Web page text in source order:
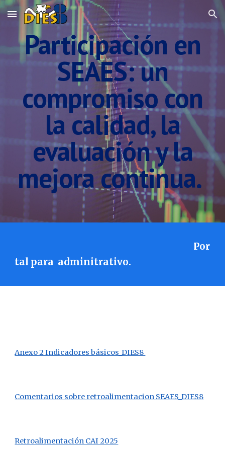
Skip to main content Skip to navigation
Participación en
SEAES: un
compromiso con
la calidad, la
evaluación y la
mejora continua.
Por
tal para adminitrativo.
Anexo 2 Indicadores básicos_DIES8
Comentarios sobre retroalimentacion SEAES_DIES8
Retroalimentación CAI 2025